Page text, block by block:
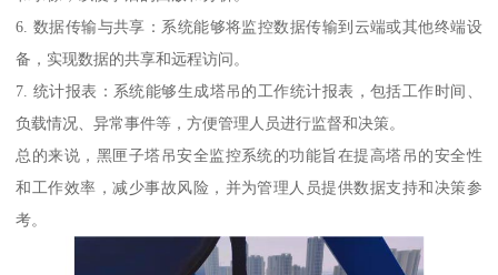
6. 数据传输与共享：系统能够将监控数据传输到云端或其他终端设
备，实现数据的共享和远程访问。
7. 统计报表：系统能够生成塔吊的工作统计报表，包括工作时间、
负载情况、异常事件等，方便管理人员进行监督和决策。
总的来说，黑匣子塔吊安全监控系统的功能旨在提高塔吊的安全性
和工作效率，减少事故风险，并为管理人员提供数据支持和决策参
考。